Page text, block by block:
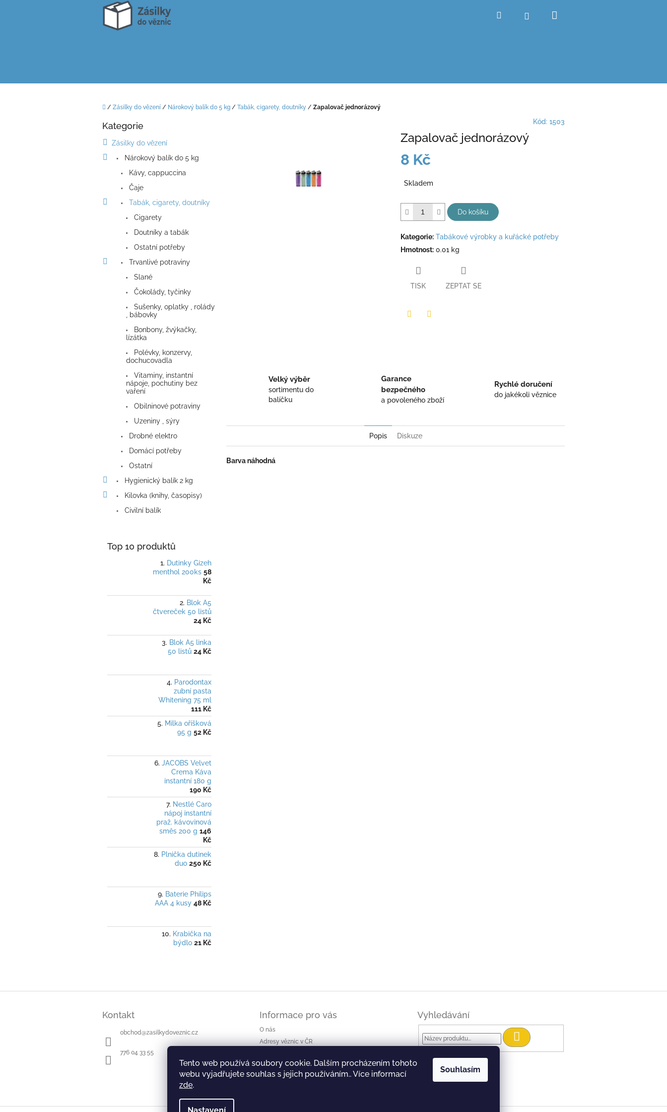
Tento web používá soubory cookie. Dalším procházením tohoto
webu vyjadřujete souhlas s jejich používáním.. Více informací
zde.
Souhlasím
Hledat Přihlášení
Domů
/ Zásilky do vězení / Nárokový balík do 5 kg / Tabák, cigarety, doutníky / Zapalovač jednorázový
Přeskočit
Kategorie
Zásilky do vězení
Nárokový balík do 5 kg
Kávy, cappuccina
Čaje
Tabák, cigarety, doutníky
Cigarety
Doutníky a tabák
Ostatní potřeby
Trvanlivé potraviny
Slané
Čokolády, tyčinky
Sušenky, oplatky , rolády
, bábovky
Bonbony, žvýkačky,
lízátka
Polévky, konzervy,
dochucovadla
Vitaminy, instantní
nápoje, pochutiny bez
vaření
Obilninové potraviny
Uzeniny , sýry
Drobné elektro
Domácí potřeby
Ostatní
Hygienický balík 2 kg
Kilovka (knihy, časopisy)
Civilní balík
Top 10 produktů
Dutinky Gizeh
menthol 200ks 58
Kč
Blok A5
čtvereček 50 listů
24 Kč
Blok A5 linka
50 listů 24 Kč
Parodontax
zubní pasta
Whitening 75 ml
111 Kč
Milka oříšková
95 g 52 Kč
JACOBS Velvet
Crema Káva
instantní 180 g
190 Kč
Nestlé Caro
nápoj instantní
praž. kávovinová
směs 200 g 146
Kč
Plnička dutinek
duo 250 Kč
Baterie Philips
AAA 4 kusy 48 Kč
Krabička na
býdlo 21 Kč
Kód: 1503
Zapalovač jednorázový
8 Kč
cena:
Skladem
Do košíku
Kategorie: Tabákové výrobky a kuřácké potřeby
Hmotnost: 0.01 kg
TISK ZEPTAT SE
Velký výběr
sortimentu do
balíčku
Garance
bezpečného
a povoleného zboží
Rychlé doručení
do jakékoli věznice
Popis Diskuze
Barva náhodná
Kontakt
obchod@zasilkydoveznic.cz
776 04 33 55
Informace pro vás
O nás
Adresy věznic v ČR
Ke stažení
Obchodní podmínky
Vyhledávání
Hledat